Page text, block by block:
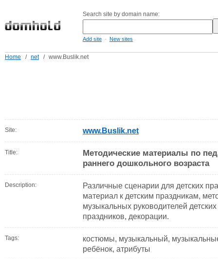
Search site by domain name:
Add site - New sites
Home / net / www.Buslik.net
Site: www.Buslik.net
Title:
Методические материалы по
раннего дошкольного возраста
Description:
Различные сценарии для детских
материал к детским праздникам,
музыкальных руководителей
праздников, декорации.
Tags:
костюмы, музыкальный,
ребёнок, атрибуты